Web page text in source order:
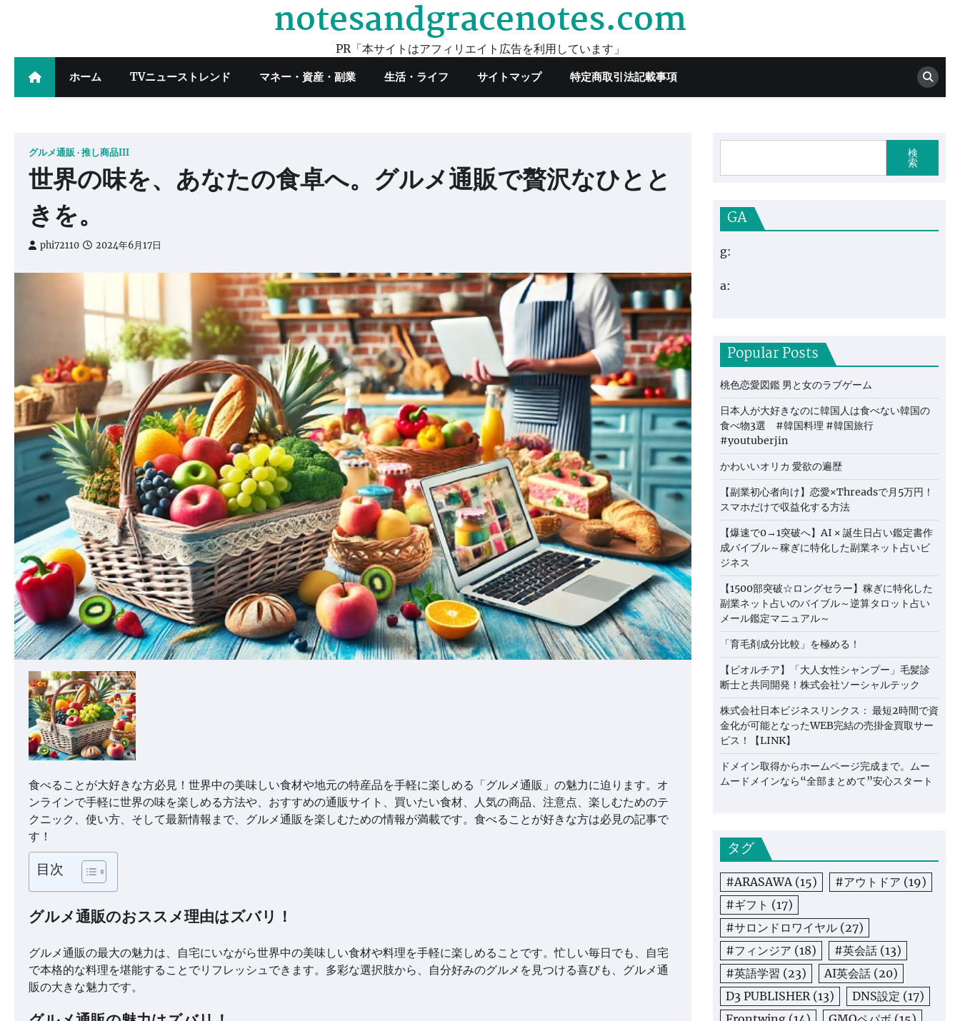
notesandgracenotes.com
PR「本サイトはアフィリエイト広告を利用しています」
ホーム TVニューストレンド マネー・資産・副業 生活・ライフ サイトマップ 特定商取引法記載事項
グルメ通販 推し商品III
世界の味を、あなたの食卓へ。グルメ通販で贅沢なひとと
きを。
phi72110 2024年6月17日
食べることが大好きな方必見！世界中の美味しい食材や地元の特産品を手軽に楽しめる「グルメ通販」の魅力に迫ります。オ
ンラインで手軽に世界の味を楽しめる方法や、おすすめの通販サイト、買いたい食材、人気の商品、注意点、楽しむためのテ
クニック、使い方、そして最新情報まで、グルメ通販を楽しむための情報が満載です。食べることが好きな方は必見の記事で
す！
目次
グルメ通販のおススメ理由はズバリ！
グルメ通販の最大の魅力は、自宅にいながら世界中の美味しい食材や料理を手軽に楽しめることです。忙しい毎日でも、自宅
で本格的な料理を堪能することでリフレッシュできます。多彩な選択肢から、自分好みのグルメを見つける喜びも、グルメ通
販の大きな魅力です。
検
索
GA
g:
a:
Popular Posts
桃色恋愛図鑑 男と女のラブゲーム
日本人が大好きなのに韓国人は食べない韓国の
食べ物3選 #韓国料理 #韓国旅行
#youtuberjin
かわいいオリカ 愛欲の遍歴
【副業初心者向け】恋愛×Threadsで月5万円！
スマホだけで収益化する方法
【爆速で0→1突破へ】AI × 誕生日占い鑑定書作
成バイブル～稼ぎに特化した副業ネット占いビ
ジネス
【1500部突破☆ロングセラー】稼ぎに特化した
副業ネット占いのバイブル～逆算タロット占い
メール鑑定マニュアル～
「育毛剤成分比較」を極める！
【ビオルチア】「大人女性シャンプー」毛髪診
断士と共同開発！株式会社ソーシャルテック
株式会社日本ビジネスリンクス： 最短2時間で資
金化が可能となったWEB完結の売掛金買取サー
ビス！【LINK】
ドメイン取得からホームページ完成まで。ムー
ムードメインなら“全部まとめて”安心スタート
タグ
#ARASAWA(15) #アウトドア (19)
#ギフト (17)
#サロンドロワイヤル (27)
#フィンジア (18) #英会話 (13)
#英語学習 (23) AI英会話 (20)
D3 PUBLISHER(13) DNS設定 (17)